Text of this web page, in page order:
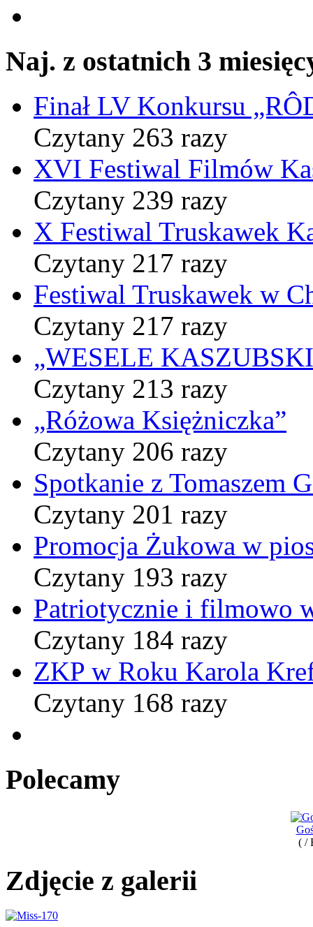
Naj. z ostatnich 3
Finał LV Konkursu
Czytany 263 razy
XVI Festiwal Filmów
Czytany 239 razy
X Festiwal Truskawek
Czytany 217 razy
Festiwal Truskawek w
Czytany 217 razy
„WESELE
Czytany 213 razy
„Różowa Księżniczka”
Czytany 206 razy
Spotkanie z Tomaszem
Czytany 201 razy
Promocja Żukowa w
Czytany 193 razy
Patriotycznie i filmowo
Czytany 184 razy
ZKP w Roku Karola
Czytany 168 razy
Polecamy
( /
Zdjęcie z galerii